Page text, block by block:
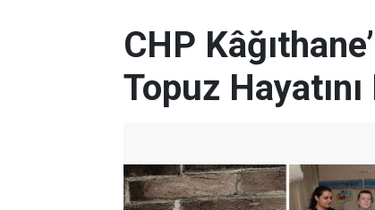
CHP
Topuz